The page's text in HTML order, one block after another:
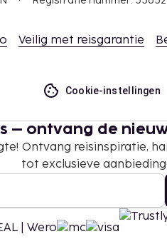
bij deze
Veilig met reisgarantie
Cookie-instellingen
– ontvang de
Ontvang reisinspiratie,
tot exclusieve